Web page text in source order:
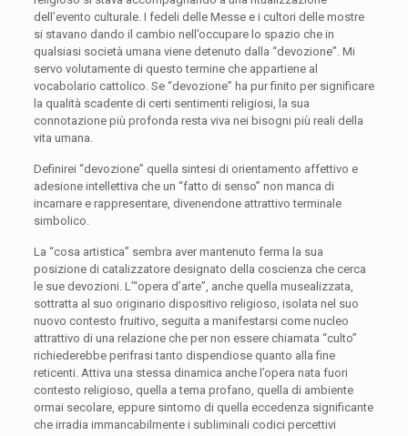
dell’evento culturale.I fedeli delle Messe e i cultori delle mostre
si stavano dando il cambio nell’occupare lo spazio che in
qualsiasi società umana viene detenuto dalla “devozione”. Mi
servo volutamente di questo termine che appartiene al
vocabolario cattolico. Se “devozione” ha pur finito per significare
la qualità scadente di certi sentimenti religiosi, la sua
connotazione più profonda resta viva nei bisogni più reali della
vita umana.
Definirei “devozione” quella sintesi di orientamento affettivo e
adesione intellettiva che un “fatto di senso” non manca di
incarnare e rappresentare, divenendone attrattivo terminale
simbolico.
La “cosa artistica” sembra aver mantenuto ferma la sua
posizione di catalizzatore designato della coscienza che cerca
le sue devozioni. L’“opera d’arte”, anche quella musealizzata,
sottratta al suo originario dispositivo religioso, isolata nel suo
nuovo contesto fruitivo, seguita a manifestarsi come nucleo
attrattivo di una relazione che per non essere chiamata “culto”
richiederebbe perifrasi tanto dispendiose quanto alla fine
reticenti. Attiva una stessa dinamica anche l’opera nata fuori
contesto religioso, quella a tema profano, quella di ambiente
ormai secolare, eppure sintomo di quella eccedenza significante
che irradia immancabilmente i subliminali codici percettivi